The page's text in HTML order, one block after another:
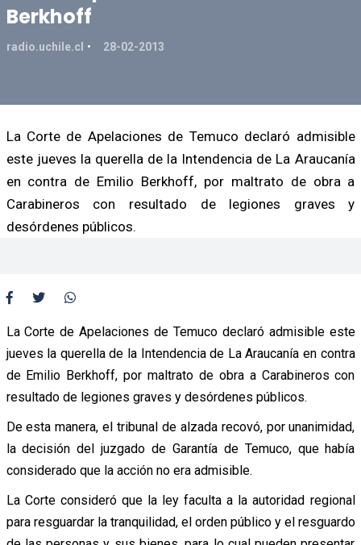
Berkhoff
radio.uchile.cl 28-02-2013
La Corte de Apelaciones de Temuco declaró admisible
este jueves la querella de la Intendencia de La Araucanía
en contra de Emilio Berkhoff, por maltrato de obra a
Carabineros con resultado de legiones graves y
desórdenes públicos.
La Corte de Apelaciones de Temuco declaró admisible este
jueves la querella de la Intendencia de La Araucanía en contra
de Emilio Berkhoff, por maltrato de obra a Carabineros con
resultado de legiones graves y desórdenes públicos.
De esta manera, el tribunal de alzada recovó, por unanimidad,
la decisión del juzgado de Garantía de Temuco, que había
considerado que la acción no era admisible.
La Corte consideró que la ley faculta a la autoridad regional
para resguardar la tranquilidad, el orden público y el resguardo